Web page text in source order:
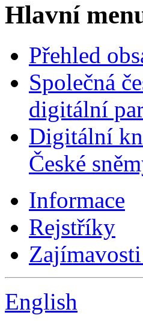
Hlavní
Přehled
Společná
digitální
Digitální
České
Informace
Rejstříky
English